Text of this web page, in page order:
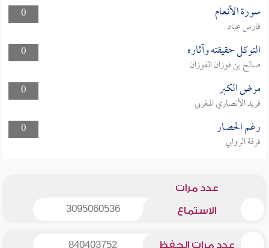
0
سورة الأنعام
فارس عباد
0
التوكل حقيقته وآثاره
صالح بن فوزان الفوزان
0
مرض الكبر
فريد الأنصاري المغربي
0
رغم الحصار
فرقة الروابي
عدد مرات
الاستماع 3095060536
عدد مرات الحفظ 840403752